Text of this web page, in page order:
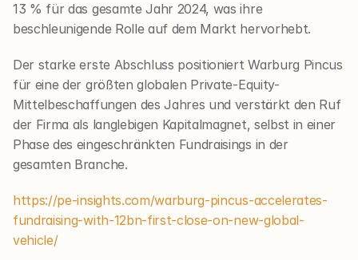
13 % für das gesamte Jahr 2024, was ihre
beschleunigende Rolle auf dem Markt hervorhebt.
Der starke erste Abschluss positioniert Warburg Pincus
für eine der größten globalen Private-Equity-
Mittelbeschaffungen des Jahres und verstärkt den Ruf
der Firma als langlebigen Kapitalmagnet, selbst in einer
Phase des eingeschränkten Fundraisings in der
gesamten Branche.
https://pe-insights.com/warburg-pincus-accelerates-
fundraising-with-12bn-first-close-on-new-global-
vehicle/